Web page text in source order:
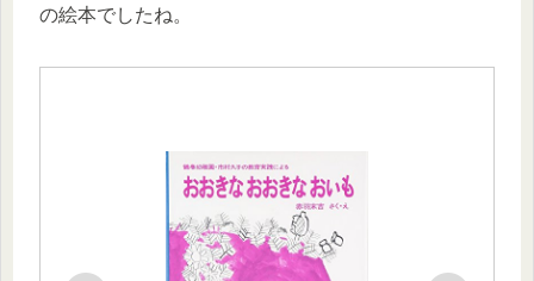
の絵本でしたね。